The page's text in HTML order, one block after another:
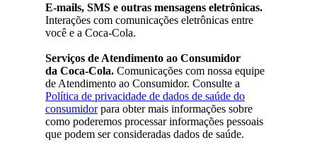
E-mails, SMS e outras mensagens eletrônicas.
Interações com comunicações eletrônicas entre
você e a Coca-Cola.
Serviços de Atendimento ao Consumidor
da Coca-Cola. Comunicações com nossa equipe
de Atendimento ao Consumidor. Consulte a
Política de privacidade de dados de saúde do
consumidorpara obter mais informações sobre
como poderemos processar informações pessoais
que podem ser consideradas dados de saúde.